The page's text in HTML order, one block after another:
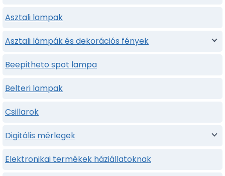
Asztali lampak
Asztali lámpák és dekorációs fények
Beepitheto spot lampa
Belteri lampak
Csillarok
Digitális mérlegek
Elektronikai termékek háziállatoknak